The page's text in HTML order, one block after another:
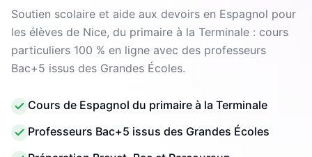
Soutien scolaire et aide aux devoirs en Espagnol pour
les élèves de Nice, du primaire à la Terminale : cours
particuliers 100 % en ligne avec des professeurs
Bac+5 issus des Grandes Écoles.
Cours de Espagnol du primaire à la Terminale
Professeurs Bac+5 issus des Grandes Écoles